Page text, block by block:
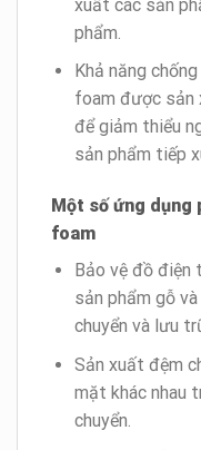
xuất các sản
phẩm.
Khả năng
foam được sản
để giảm thiểu
sản phẩm tiếp
Một số ứng dụng
foam
Bảo vệ đồ điện
sản phẩm gỗ
chuyển và lưu
Sản xuất đệm
mặt khác nhau
chuyển.